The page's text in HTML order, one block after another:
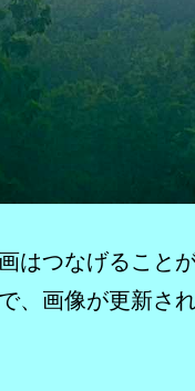
はつなげること
、画像が更新さ